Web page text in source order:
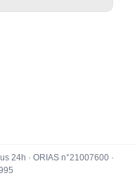
24h · ORIAS n°21007600 ·